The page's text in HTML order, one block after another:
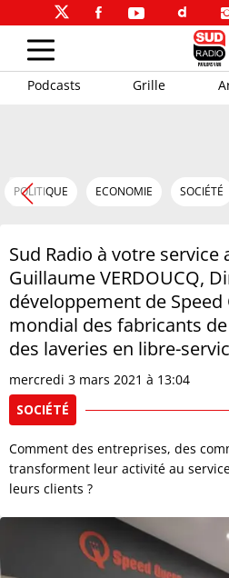
Podcasts Grille
POLITIQUE ECONOMIE SOCIÉTÉ
Sud Radio à votre service
Guillaume VERDOUCQ,
développement de
mondial des fabricants
des laveries en libre-
mercredi 3 mars 2021 à 13:04
SOCIÉTÉ
Comment des entreprises, des
transforment leur activité au
leurs clients ?